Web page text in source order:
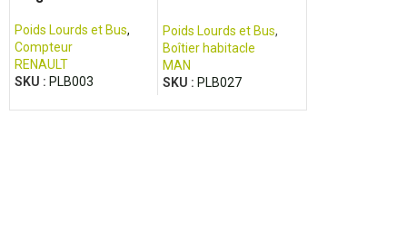
Poids Lourds et Bus,
Compteur
RENAULT
SKU : PLB003
TGX, TGS
Poids Lourds et Bus,
Boîtier habitacle
MAN
SKU : PLB027